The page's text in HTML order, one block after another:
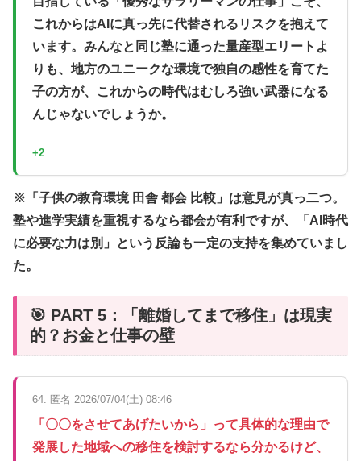
これからはAIに真っ先に代替されるリスクを抱えて
います。みんなと同じ塾に通った量産型エリートよ
りも、地方のユニークな環境で独自の感性を育てた
子の方が、これからの時代はむしろ強い武器になる
んじゃないでしょうか。
+2
※「子供の教育環境 田舎 都会 比較」は意見が真っ二つ。
塾や進学実績を重視するなら都会が有利ですが、「AI時代
に必要な力は別」という反論も一定の支持を集めていまし
た。
🎯 PART 5：「離婚してまで移住」は現実
的？お金と仕事の壁
64. 匿名 2026/07/04(土) 08:46
「〇〇をさせてあげたいから」って具体的な理由で
発展した地域への移住を検討するなら分かるけど、